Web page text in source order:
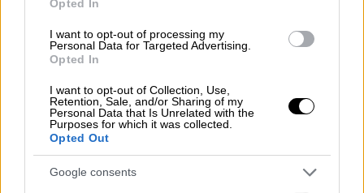
Opted In
I want to opt-out of processing my
Personal Data for Targeted Advertising.
Opted In
I want to opt-out of Collection, Use,
Retention, Sale, and/or Sharing of my
Personal Data that Is Unrelated with the
Purposes for which it was collected.
Opted Out
Google consents
Το βράδυ του Σαββάτου ο κυκλώνας έφτασε
κοντά στο Χάλιφαξ, στη Νέα Σκωτία, του
έπνεαν με ταχύτητα έως και 140
χιλιομέτρων την ώρα. Περισσότερα από
500.000 νοικοκυριά έμειναν χωρίς ηλεκτρικό
ρεύμα στην Νέα Σκωτία, σύμφωνα με τις
Αρχές.